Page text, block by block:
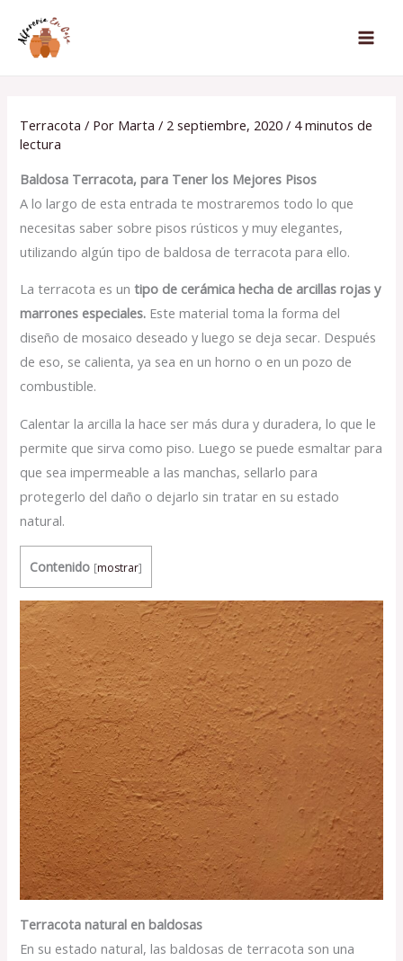
contenido
Terracota / Por Marta/ 2 septiembre, 2020/ 4 minutos de
lectura
Baldosa Terracota, para Tener los Mejores Pisos
A lo largo de esta entrada te mostraremos todo lo que
necesitas saber sobre pisos rústicos y muy elegantes,
utilizando algún tipo de baldosa de terracota para ello.
La terracota es untipo de cerámica hecha de arcillas rojas y
marrones especiales. Este material toma la forma del
diseño de mosaico deseado y luego se deja secar. Después
de eso, se calienta, ya sea en un horno o en un pozo de
combustible.
Calentar la arcilla la hace ser más dura y duradera, lo que le
permite que sirva como piso. Luego se puede esmaltar para
que sea impermeable a las manchas, sellarlo para
protegerlo del daño o dejarlo sin tratar en su estado
natural.
Contenido [mostrar]
Terracota natural en baldosas
En su estado natural, las baldosas de terracota son una